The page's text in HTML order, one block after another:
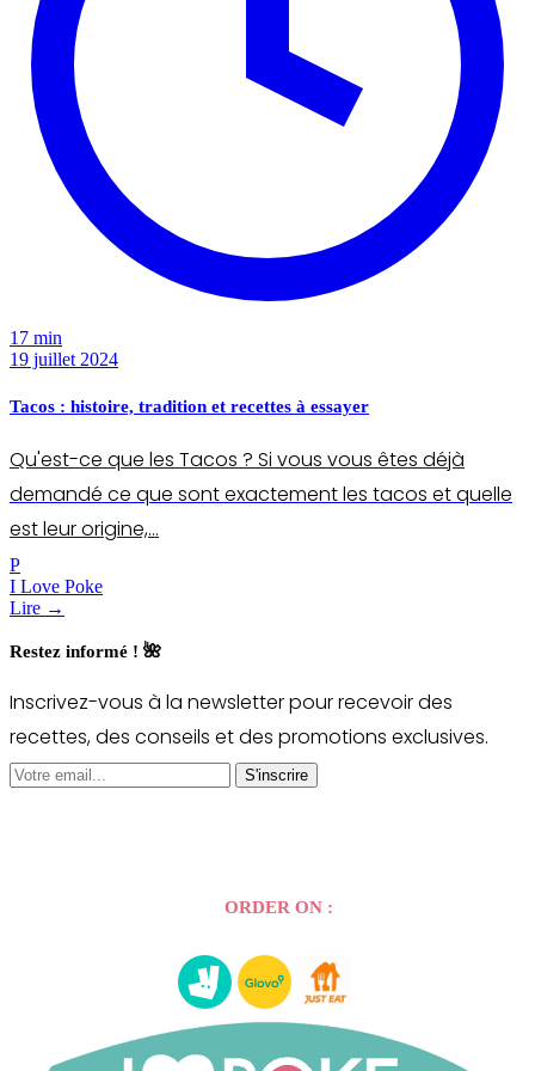
17 min
19 juillet 2024
Tacos : histoire, tradition et recettes à essayer
Qu'est-ce que les Tacos ? Si vous vous êtes déjà
demandé ce que sont exactement les tacos et quelle
est leur origine,…
P
I Love Poke
Lire →
Restez informé ! 🌺
Inscrivez-vous à la newsletter pour recevoir des
recettes, des conseils et des promotions exclusives.
S'inscrire
ORDER ON :